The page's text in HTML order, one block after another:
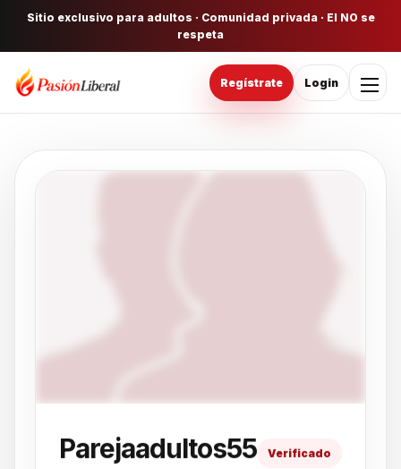
Sitio exclusivo para adultos · Comunidad privada · El NO se
respeta
Regístrate Login
Parejaadultos55 Verificado